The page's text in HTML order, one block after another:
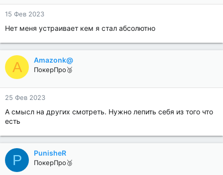
15 Фев 2023
Нет меня устраивает кем я стал абсолютно
A Amazonk@
ПокерПро🥉
25 Фев 2023
А смысл на других смотреть. Нужно лепить себя из того что
есть
P PunisheR
ПокерПро🥉